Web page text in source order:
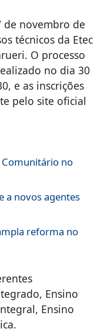
de novembro de
técnicos da Etec
O processo
no dia 30
e as inscrições
pelo site oficial
no
a novos agentes
reforma no
Ensino
Ensino